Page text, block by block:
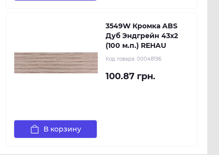
3549W Кромка ABS
Дуб Эндгрейн 43х2
(100 м.п.) REHAU
Код товара: 00048196
100.87 грн.
В корзину